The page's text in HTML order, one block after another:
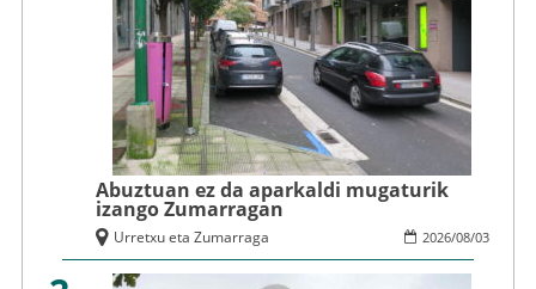
Abuztuan ez da aparkaldi mugaturik
izango Zumarragan
2026/08/03
Urretxu eta Zumarraga